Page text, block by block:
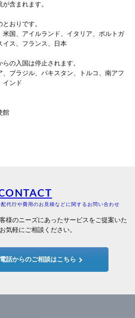
含まれます。
おりです。
米国、アイルランド、イタリア、ポルトガ
イス、フランス、日本
の入国は停止されます。
ブラジル、パキスタン、トルコ、南アフ
インド
館
代行や費用のお見積などに関するお問い合わせ
様のニーズにあったサービスをご提案いた
気軽にご相談ください。
話からのご相談はこちら